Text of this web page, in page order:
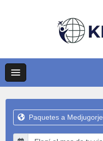
Paquetes a Medjugorje